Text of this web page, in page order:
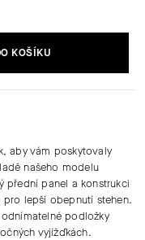
KOŠÍKU
aby vám poskytovaly
našeho modelu
přední panel a konstrukci
lepší obepnutí stehen.
podložky
vyjížďkách.